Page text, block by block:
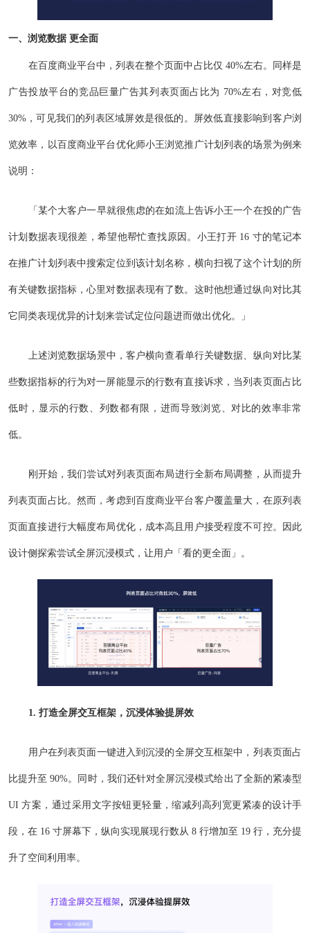
一、浏览数据 更全面
在百度商业平台中，列表在整个页面中占比仅 40%左右。同样是
广告投放平台的竞品巨量广告其列表页面占比为 70%左右，对竞低
30%，可见我们的列表区域屏效是很低的。屏效低直接影响到客户浏
览效率，以百度商业平台优化师小王浏览推广计划列表的场景为例来
说明：
「某个大客户一早就很焦虑的在如流上告诉小王一个在投的广告
计划数据表现很差，希望他帮忙查找原因。小王打开 16 寸的笔记本
在推广计划列表中搜索定位到该计划名称，横向扫视了这个计划的所
有关键数据指标，心里对数据表现有了数。这时他想通过纵向对比其
它同类表现优异的计划来尝试定位问题进而做出优化。」
上述浏览数据场景中，客户横向查看单行关键数据、纵向对比某
些数据指标的行为对一屏能显示的行数有直接诉求，当列表页面占比
低时，显示的行数、列数都有限，进而导致浏览、对比的效率非常
低。
刚开始，我们尝试对列表页面布局进行全新布局调整，从而提升
列表页面占比。然而，考虑到百度商业平台客户覆盖量大，在原列表
页面直接进行大幅度布局优化，成本高且用户接受程度不可控。因此
设计侧探索尝试全屏沉浸模式，让用户「看的更全面」。
1. 打造全屏交互框架，沉浸体验提屏效
用户在列表页面一键进入到沉浸的全屏交互框架中，列表页面占
比提升至 90%。同时，我们还针对全屏沉浸模式给出了全新的紧凑型
UI 方案，通过采用文字按钮更轻量，缩减列高列宽更紧凑的设计手
段，在 16 寸屏幕下，纵向实现展现行数从 8 行增加至 19 行，充分提
升了空间利用率。